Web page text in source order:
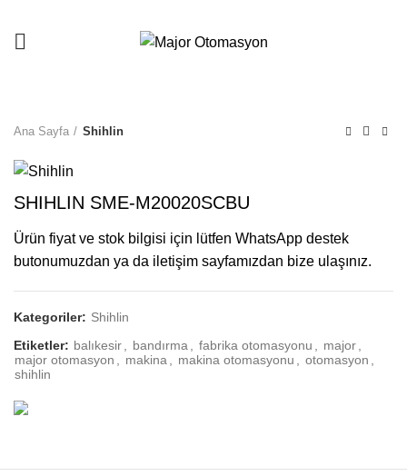
Ana Sayfa Shihlin
SHIHLIN SME-M20020SCBU
Ürün fiyat ve stok bilgisi için lütfen WhatsApp destek
butonumuzdan ya da iletişim sayfamızdan bize ulaşınız.
Kategoriler: Shihlin
Etiketler: balıkesir, bandırma, fabrika otomasyonu , major,
major otomasyon , makina, makina otomasyonu , otomasyon ,
shihlin